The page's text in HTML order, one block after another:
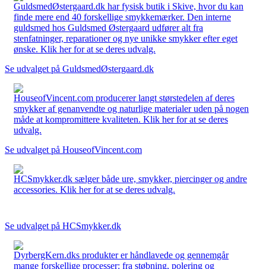
GuldsmedØstergaard.dk har fysisk butik i Skive, hvor du kan
finde mere end 40 forskellige smykkemærker. Den interne
guldsmed hos Guldsmed Østergaard udfører alt fra
stenfatninger, reparationer og nye unikke smykker efter eget
ønske. Klik her for at se deres udvalg.
Se udvalget på GuldsmedØstergaard.dk
HouseofVincent.com producerer langt størstedelen af deres
smykker af genanvendte og naturlige materialer uden på nogen
måde at kompromittere kvaliteten. Klik her for at se deres
udvalg.
Se udvalget på HouseofVincent.com
HCSmykker.dk sælger både ure, smykker, piercinger og andre
accessories. Klik her for at se deres udvalg.
Se udvalget på HCSmykker.dk
DyrbergKern.dks produkter er håndlavede og gennemgår
mange forskellige processer: fra støbning, polering og